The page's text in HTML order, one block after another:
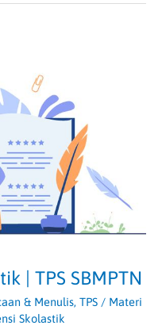
| TPS SBMPTN
& Menulis, TPS / Materi
Skolastik